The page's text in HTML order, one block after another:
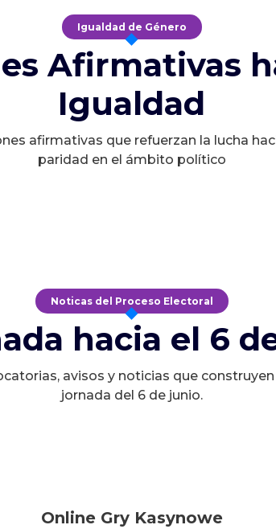
Igualdad de Género
Afirmativas
Igualdad
afirmativas que refuerzan la lucha
paridad en el ámbito político
Noticas del Proceso Electoral
hacia el 6
avisos y noticias que
jornada del 6 de junio.
Online Gry Kasynowe
Online Gry Kasynowe